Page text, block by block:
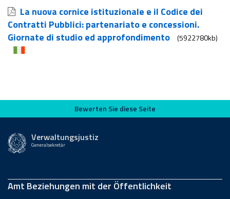
La nuova cornice istituzionale e il Codice dei
Contratti Pubblici: partenariato e concessioni.
Giornate di studio ed approfondimento
(5922780kb)
Bewerten Sie diese Seite
Bewerten Sie diese Seite
Verwaltungsjustiz
Generalsekretär
Amt Beziehungen mit der Öffentlichkeit